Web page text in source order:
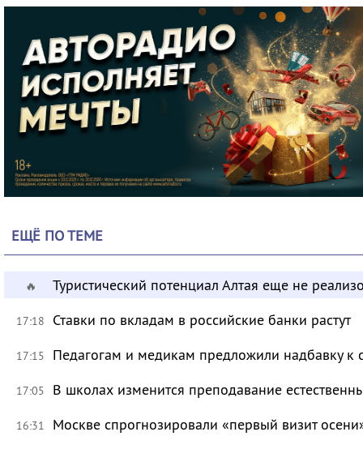
ЕЩЁ ПО ТЕМЕ
🔥 Туристический потенциал Алтая еще не
17:18 Ставки по вкладам в российские банки растут
17:15 Педагогам и медикам предложили надбавку к
17:05 В школах изменится преподавание
16:31 Москве спрогнозировали «первый визит